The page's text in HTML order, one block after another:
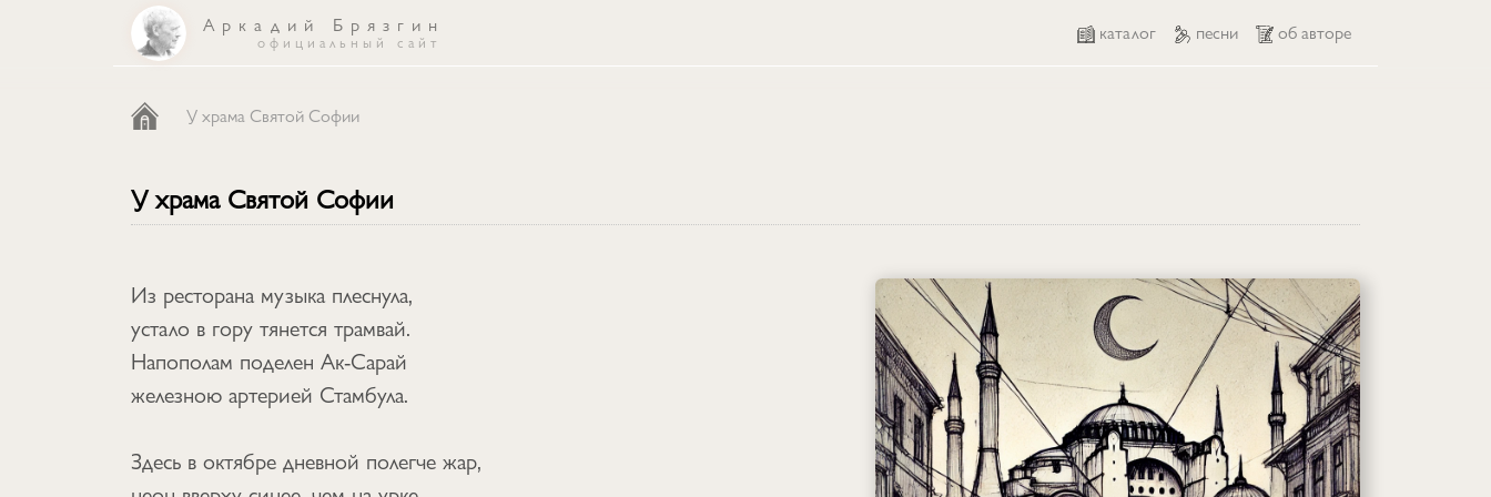
Аркадий Брязгин
официальный сайт каталог песни об авторе
У храма Святой Софии
У храма Святой Софии
Из ресторана музыка плеснула,
устало в гору тянется трамвай.
Напополам поделен Ак-Сарай
железною артерией Стамбула.
Здесь в октябре дневной полегче жар,